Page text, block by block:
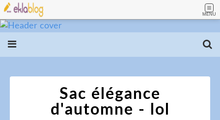
MENU
Sac élégance
d'automne - lol